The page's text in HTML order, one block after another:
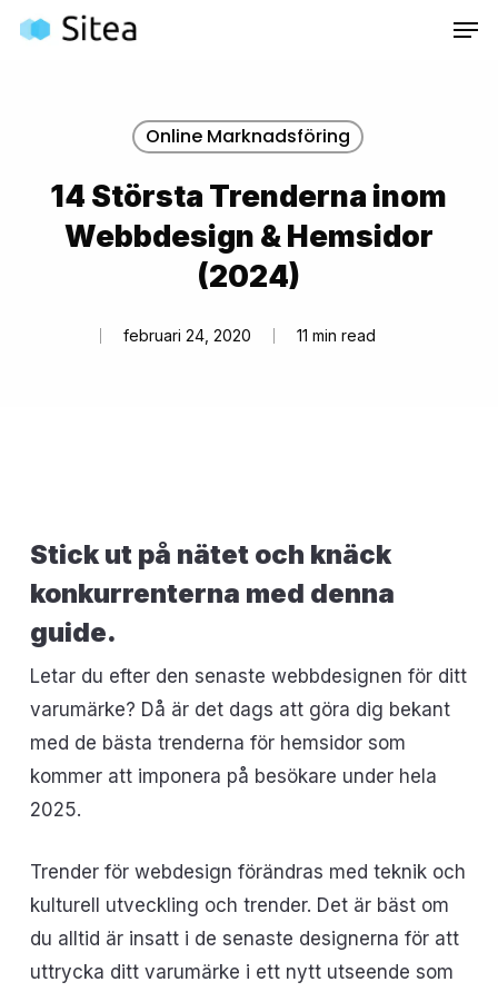
Skip
Online Marknadsföring
14 Största Trenderna inom
Webbdesign & Hemsidor
(2024)
februari 24, 2020 11 min read
Stick ut på nätet och knäck
konkurrenterna med denna
guide.
Letar du efter den senaste webbdesignen för ditt
varumärke? Då är det dags att göra dig bekant
med de bästa trenderna för hemsidor som
kommer att imponera på besökare under hela
2025.
Trender för webdesign förändras med teknik och
kulturell utveckling och trender. Det är bäst om
du alltid är insatt i de senaste designerna för att
uttrycka ditt varumärke i ett nytt utseende som